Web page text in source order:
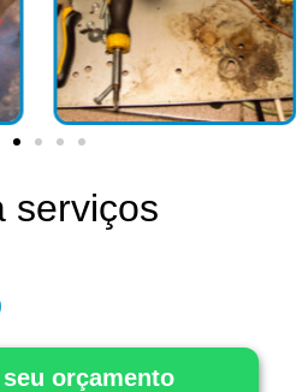
serviços
orçamento